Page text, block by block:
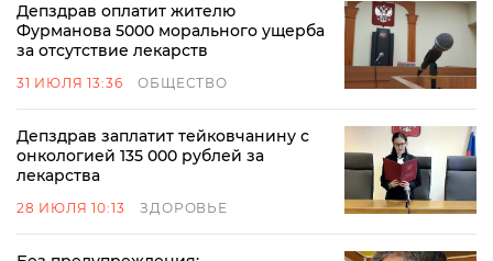
Депздрав оплатит жителю
Фурманова 5000 морального ущерба
за отсутствие лекарств
31 ИЮЛЯ 13:36 ОБЩЕСТВО
Депздрав заплатит тейковчанину с
онкологией 135 000 рублей за
лекарства
28 ИЮЛЯ 10:13 ЗДОРОВЬЕ